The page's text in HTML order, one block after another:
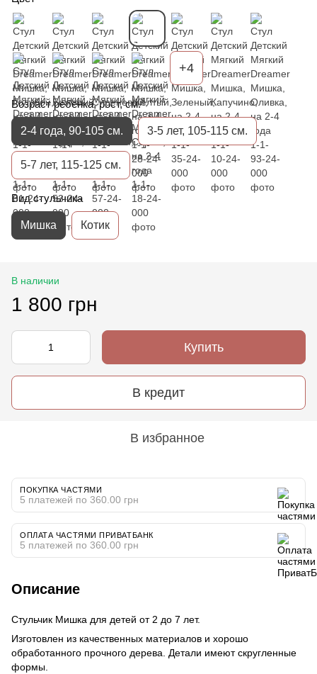
+4
Возраст ребенка, рост, см.
2-4 года, 90-105 см. 3-5 лет, 105-115 см.
5-7 лет, 115-125 см.
Вид стульчика
Мишка Котик
В наличии
1 800 грн
Купить
В кредит
В избранное
ПОКУПКА ЧАСТЯМИ
5 платежей по 360.00 грн
ОПЛАТА ЧАСТЯМИ ПРИВАТБАНК
5 платежей по 360.00 грн
Описание
Стульчик Мишка для детей от 2 до 7 лет.
Изготовлен из качественных материалов и хорошо
обработанного прочного дерева. Детали имеют скругленные
формы.